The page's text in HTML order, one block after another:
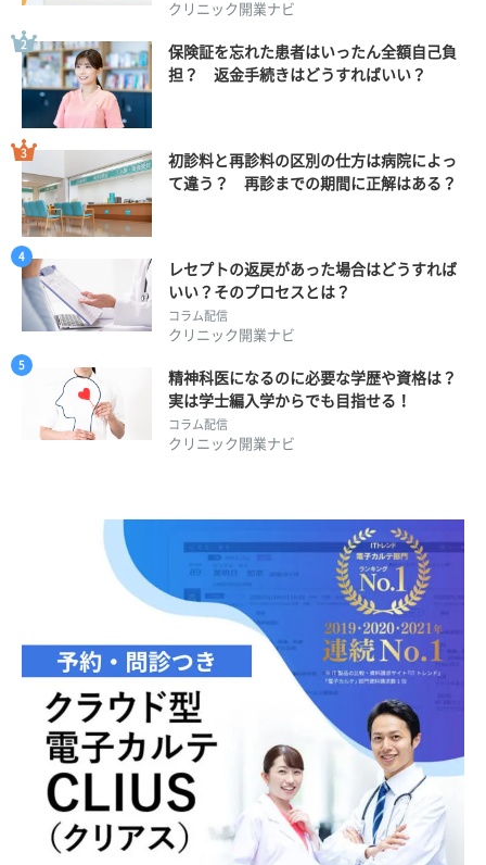
クリニック開業ナビ
保険証を忘れた患者はいったん全額自己負
担？ 返金手続きはどうすればいい？
初診料と再診料の区別の仕方は病院によっ
て違う？ 再診までの期間に正解はある？
レセプトの返戻があった場合はどうすれば
いい？そのプロセスとは？
コラム配信
クリニック開業ナビ
精神科医になるのに必要な学歴や資格は？
実は学士編入学からでも目指せる！
コラム配信
クリニック開業ナビ